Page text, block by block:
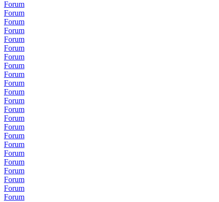
Forum
Forum
Forum
Forum
Forum
Forum
Forum
Forum
Forum
Forum
Forum
Forum
Forum
Forum
Forum
Forum
Forum
Forum
Forum
Forum
Forum
Forum
Forum